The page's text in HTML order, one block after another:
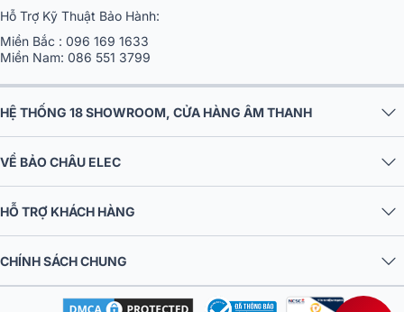
Công suất mạnh mẽ – Đáp ứng mọi nhu cầu nghe nhạc
Hỗ Trợ Kỹ Thuật Bảo Hành:
Miền Bắc : 096 169 1633
Miền Nam: 086 551 3799
HỆ THỐNG 18 SHOWROOM, CỬA HÀNG ÂM THANH
VỀ BẢO CHÂU ELEC
HỖ TRỢ KHÁCH HÀNG
CHÍNH SÁCH CHUNG